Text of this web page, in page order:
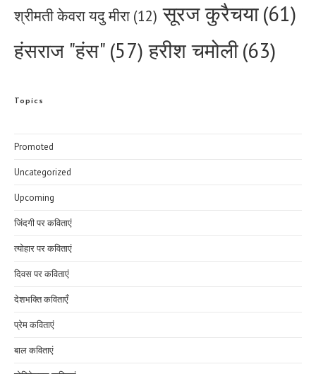
श्रीमती केवरा यदु मीरा (12) सूरज कुरैचया(61)
हंसराज "हंस" (57) हरीश चमोली(63)
Topics
Promoted
Uncategorized
Upcoming
जिंदगी पर कविताएं
त्योहार पर कविताएं
दिवस पर कविताएं
देशभक्ति कविताएँ
प्रेम कविताएं
बाल कविताएं